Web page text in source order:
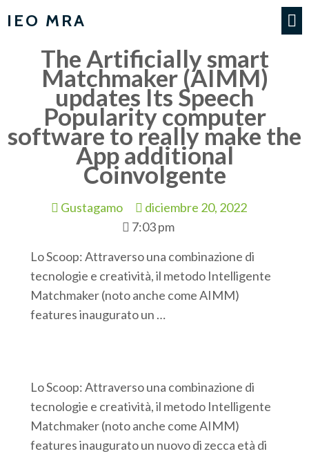
IEO MRA
The Artificially smart
Matchmaker (AIMM)
updates Its Speech
Popularity computer
software to really make the
App additional
Coinvolgente
Gustagamo
diciembre 20, 2022
7:03 pm
Lo Scoop: Attraverso una combinazione di
tecnologie e creatività, il metodo Intelligente
Matchmaker (noto anche come AIMM)
features inaugurato un …
Lo Scoop: Attraverso una combinazione di
tecnologie e creatività, il metodo Intelligente
Matchmaker (noto anche come AIMM)
features inaugurato un nuovo di zecca età di